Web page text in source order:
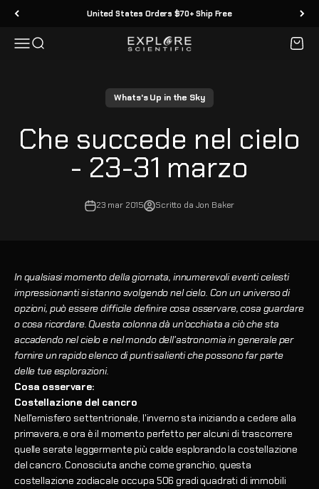
Vai al contenuto United States Orders $70+ Ship Free
MenùCerca Explore Scientific
Whats's Up in the Sky
Che succede nel cielo
- 23-31 marzo
23 mar 2015 Scritto da Jon Baker
In qualsiasi momento della giornata, innumerevoli eventi celesti
impressionanti si stanno svolgendo nel cielo. Con un universo di
opzioni, può essere difficile definire cosa osservare, cosa guardare
o cosa ricordare. Questa colonna dà un'occhiata a ciò che sta
accadendo nel cielo e nel mondo dell'astronomia in generale per
fornire un rapido elenco di punti salienti che possono far parte
delle tue esplorazioni.
Cosa osservare:
Costellazione del cancro
Nell'emisfero settentrionale, l'inverno sta iniziando a cedere alla
primavera, e ora è il momento perfetto per alcuni di trascorrere
quelle serate leggermente più calde esplorando la costellazione
del cancro. Conosciuta anche come granchio, questa
costellazione zodiacale occupa 506 gradi quadrati di immobili